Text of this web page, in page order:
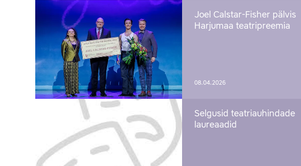
Joel Calstar-Fisher pälvis
Harjumaa teatripreemia
08.04.2026
Selgusid teatriauhindade
laureaadid